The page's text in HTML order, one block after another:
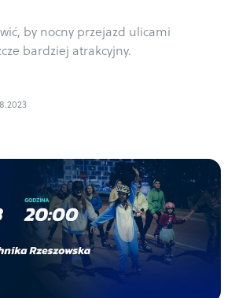
by nocny przejazd ulicami
bardziej atrakcyjny.